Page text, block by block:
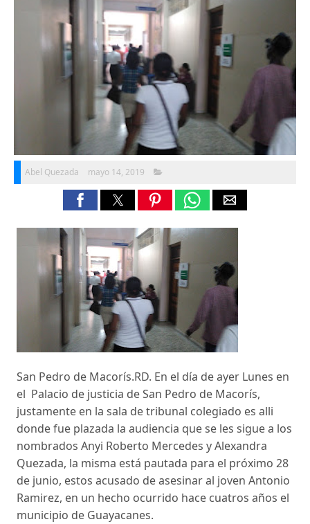
Abel Quezada mayo 14, 2019
San Pedro de Macorís.RD. En el día de ayer Lunes en
el Palacio de justicia de San Pedro de Macorís,
justamente en la sala de tribunal colegiado es alli
donde fue plazada la audiencia que se les sigue a los
nombrados Anyi Roberto Mercedes y Alexandra
Quezada, la misma está pautada para el próximo 28
de junio, estos acusado de asesinar al joven Antonio
Ramirez, en un hecho ocurrido hace cuatros años el
municipio de Guayacanes.